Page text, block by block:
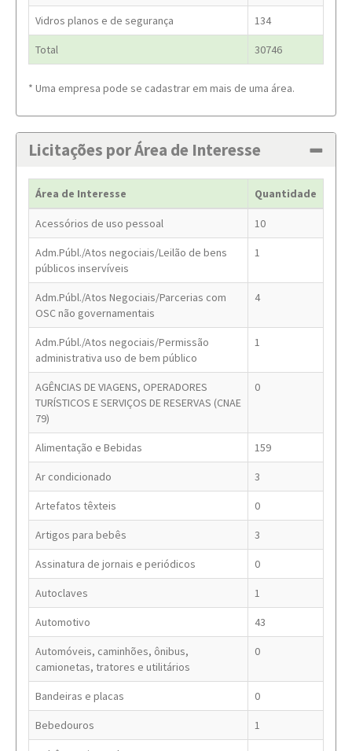
Vidros planos e de segurança 134
Total 30746
* Uma empresa pode se cadastrar em mais de uma área.
Licitações por Área de Interesse
Área de Interesse Quantidade
Acessórios de uso pessoal 10
Adm.Públ./Atos negociais/Leilão de bens
públicos inservíveis
1
Adm.Públ./Atos Negociais/Parcerias com
OSC não governamentais
4
Adm.Públ./Atos negociais/Permissão
administrativa uso de bem público
1
AGÊNCIAS DE VIAGENS, OPERADORES
TURÍSTICOS E SERVIÇOS DE RESERVAS (CNAE
79)
0
Alimentação e Bebidas 159
Ar condicionado 3
Artefatos têxteis 0
Artigos para bebês 3
Assinatura de jornais e periódicos 0
Autoclaves 1
Automotivo 43
Automóveis, caminhões, ônibus,
camionetas, tratores e utilitários
0
Bandeiras e placas 0
Bebedouros 1